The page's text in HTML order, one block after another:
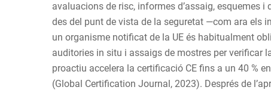
avaluacions de risc, informes d’assaig, esquemes
des del punt de vista de la seguretat —com ara els
un organisme notificat de la UE és habitualment
auditories in situ i assaigs de mostres per verificar
proactiu accelera la certificació CE fins a un 40 %
(Global Certification Journal, 2023). Després de